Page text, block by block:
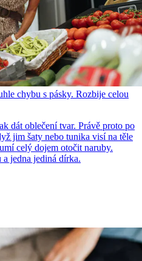
chybu s pásky. Rozbije celou
dát oblečení tvar. Právě proto po
jim šaty nebo tunika visí na těle
celý dojem otočit naruby.
jedna jediná dírka.